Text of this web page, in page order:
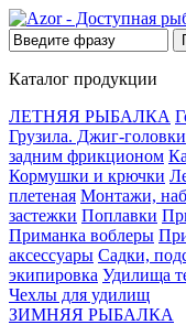
Каталог продукции
ЛЕТНЯЯ РЫБАЛКА
Грузила. Джиг-головки
задним фрикционом
Кормушки и крючки
плетеная Монтажи,
застежки Поплавки
Приманка воблеры
аксессуары Садки,
экипировка Удилища
Чехлы для удилищ
ЗИМНЯЯ РЫБАЛКА